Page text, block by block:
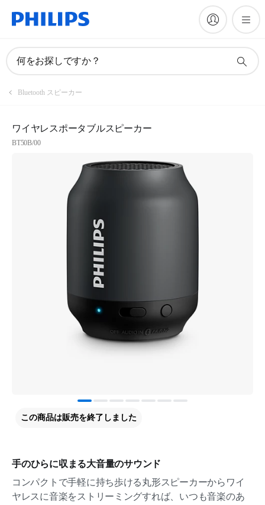
何をお探しですか？
Bluetooth スピーカー
ワイヤレスポータブルスピーカー
BT50B/00
手のひらに収まる大音量のサウンド
コンパクトで手軽に持ち歩ける丸形スピーカーからワイ
ヤレスに音楽をストリーミングすれば、いつも音楽のあ
この商品は販売を終了しました